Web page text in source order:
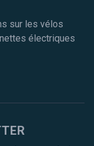
sur les vélos
électriques